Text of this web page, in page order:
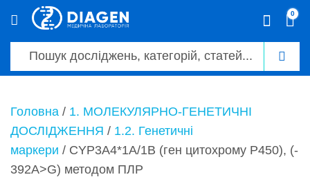
0
Головна / 1. МОЛЕКУЛЯРНО-ГЕНЕТИЧНІ
ДОСЛІДЖЕННЯ / 1.2. Генетичні
маркери / CYP3A4*1A/1B (ген цитохрому Р450), (­
392A>G) методом ПЛР